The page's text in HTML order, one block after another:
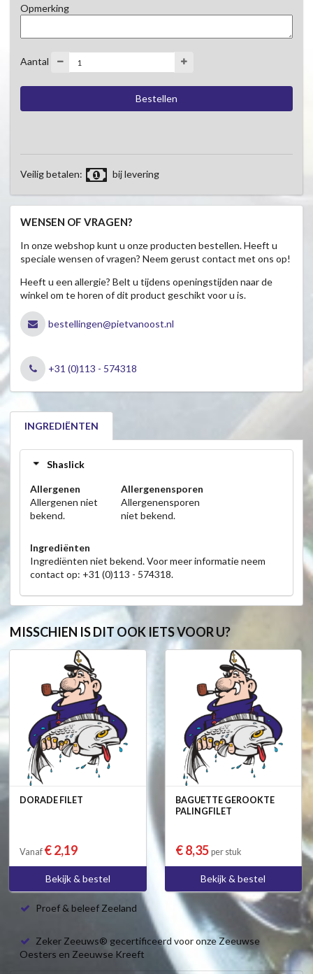
Opmerking
Aantal
Veilig betalen: bij levering
WENSEN OF VRAGEN?
In onze webshop kunt u onze producten bestellen. Heeft u
speciale wensen of vragen? Neem gerust contact met ons op!
Heeft u een allergie? Belt u tijdens openingstijden naar de
winkel om te horen of dit product geschikt voor u is.
bestellingen@pietvanoost.nl
+31 (0)113 - 574318
INGREDIËNTEN
Shaslick
Allergenen
Allergenen niet
bekend.
Allergenensporen
Allergenensporen
niet bekend.
Ingrediënten
Ingrediënten niet bekend. Voor meer informatie neem
contact op: +31 (0)113 - 574318.
MISSCHIEN IS DIT OOK IETS VOOR U?
DORADE FILET
Vanaf € 2,19
Bekijk & bestel
BAGUETTE GEROOKTE
PALINGFILET
€ 8,35 per stuk
Bekijk & bestel
Proef & beleef Zeeland
Zeker Zeeuws® gecertificeerd voor onze Zeeuwse
Oesters en Zeeuwse Kreeft